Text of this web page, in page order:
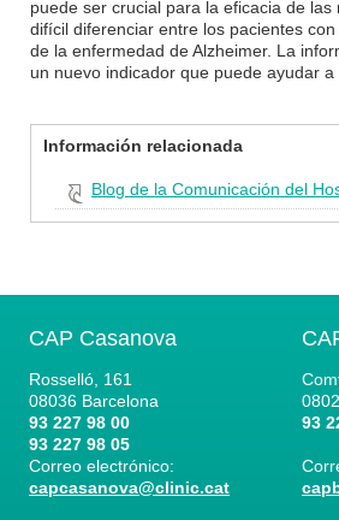
puede ser crucial para la eficacia de
difícil diferenciar entre los pacientes
de la enfermedad de Alzheimer. La
un nuevo indicador que puede ayudar
Información relacionada
Blog de la Comunicación del
CAP Casanova
Rosselló, 161
08036 Barcelona
93 227 98 00
93 227 98 05
Correo electrónico:
capcasanova@clinic.cat
93